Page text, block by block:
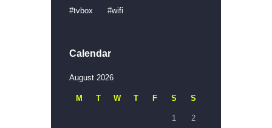
tvbox
wifi
Calendar
August 2026
M T W T F S S
1
2